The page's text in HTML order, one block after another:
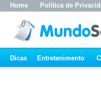
Home Política de
Dicas Entretenimento